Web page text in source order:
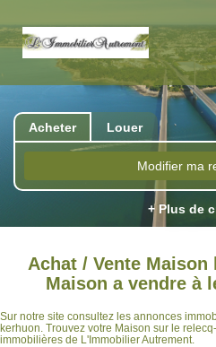
Acheter Louer
Modifier ma
+ Plus de
Achat / Vente
Maison a vendre à
Sur notre site consultez les annonces
kerhuon. Trouvez votre Maison sur le
immobilières de L'Immobilier Autrement.